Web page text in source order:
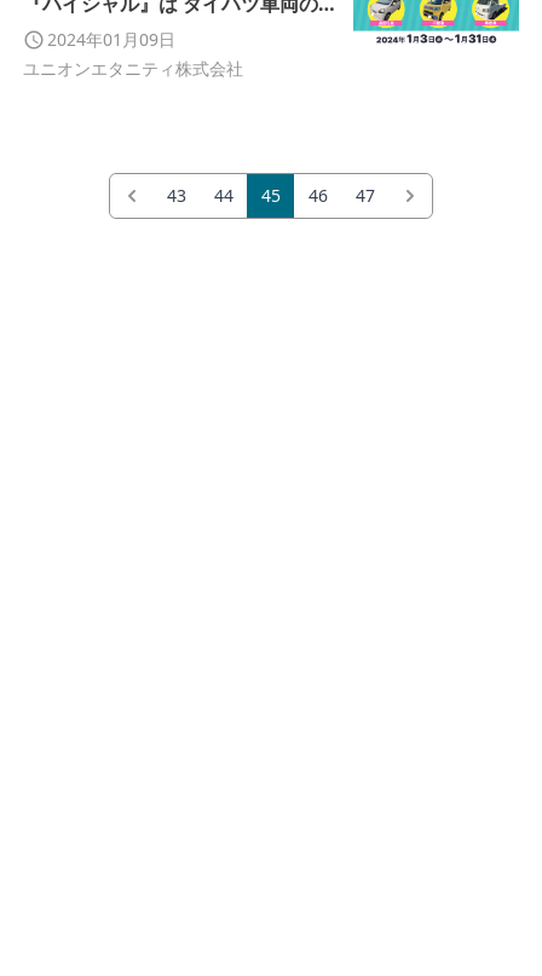
取金額に5,000円を上乗せします
2024年01月09日
ユニオンエタニティ株式会社
43 44 45 46 47